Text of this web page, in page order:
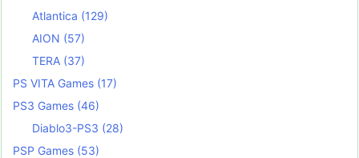
Atlantica (129)
AION (57)
TERA (37)
PS VITA Games (17)
PS3 Games (46)
Diablo3-PS3 (28)
PSP Games (53)